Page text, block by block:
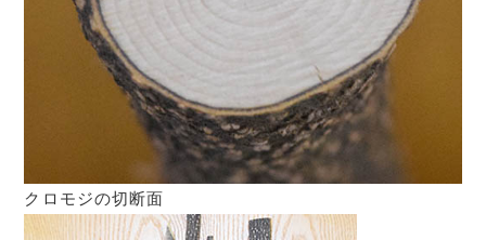
クロモジの切断面